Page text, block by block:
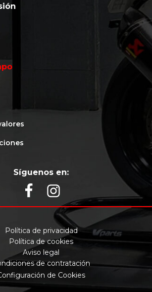
Síguenos en:
Política de privacidad
Política de cookies
Aviso legal
de contratación
de Cookies